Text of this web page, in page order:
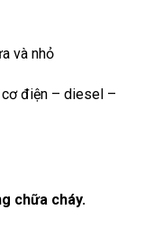
và nhỏ
cơ điện – diesel –
chữa cháy.